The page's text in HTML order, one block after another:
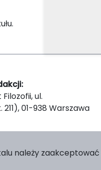
ul.
01-938 Warszawa
należy